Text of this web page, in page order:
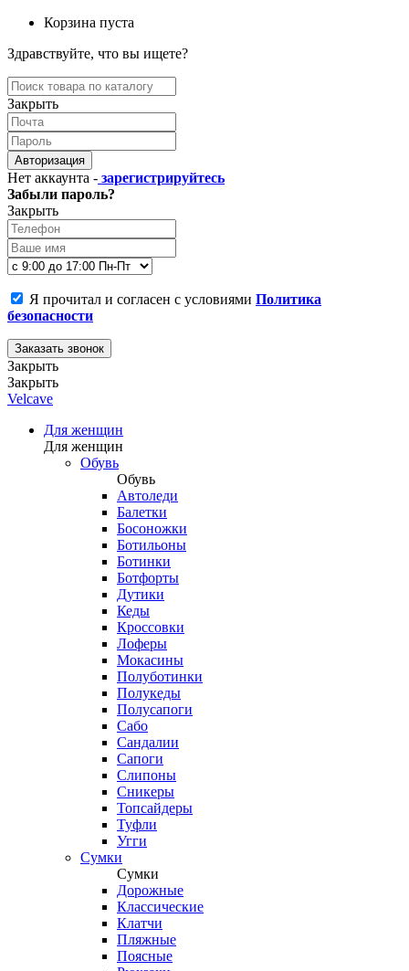
Корзина пуста
Здравствуйте, что вы ищете?
Закрыть
Авторизация
Нет аккаунта - зарегистрируйтесь
Забыли пароль?
Закрыть
Я прочитал и согласен с условиями Политика
безопасности
Заказать звонок
Закрыть
Закрыть
Velcave
Для женщин
Для женщин
Обувь
Обувь
Автоледи
Балетки
Босоножки
Ботильоны
Ботинки
Ботфорты
Дутики
Кеды
Кроссовки
Лоферы
Мокасины
Полуботинки
Полукеды
Полусапоги
Сабо
Сандалии
Сапоги
Слипоны
Сникеры
Топсайдеры
Туфли
Угги
Сумки
Сумки
Дорожные
Классические
Клатчи
Пляжные
Поясные